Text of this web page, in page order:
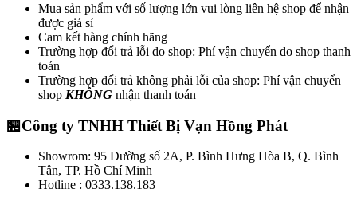
Mua sản phẩm với số lượng lớn vui lòng liên hệ shop để nhận
được giá sỉ
Cam kết hàng chính hãng
Trường hợp đổi trả lỗi do shop: Phí vận chuyển do shop thanh
toán
Trường hợp đổi trả không phải lỗi của shop: Phí vận chuyển
shop KHÔNG nhận thanh toán
🏪Công ty TNHH Thiết Bị Vạn Hồng Phát
Showrom: 95 Đường số 2A, P. Bình Hưng Hòa B, Q. Bình
Tân, TP. Hồ Chí Minh
Hotline : 0333.138.183